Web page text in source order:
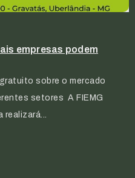
empresas podem
sobre o mercado
setores A FIEMG